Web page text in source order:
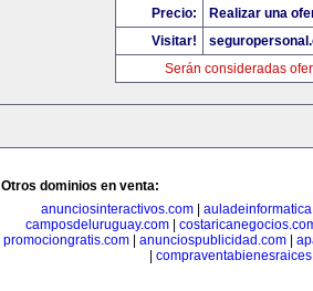
Precio:
Realizar una
Visitar!
Serán consideradas
Otros dominios en venta:
anunciosinteractivos.com|
camposdeluruguay.com|
promociongratis.com
anunciospublicidad.com